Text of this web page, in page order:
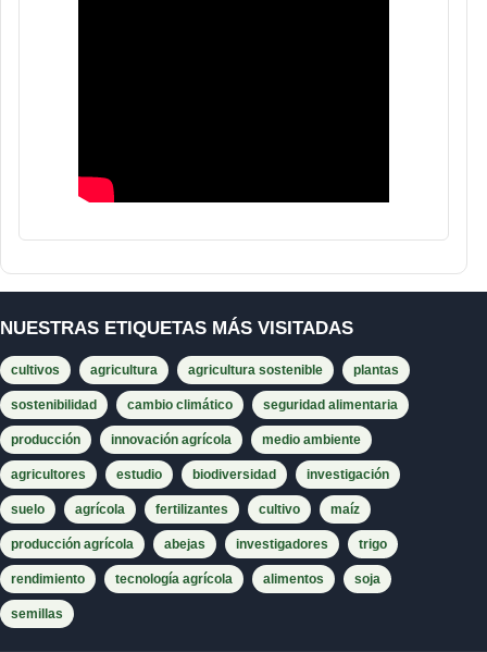
NUESTRAS ETIQUETAS MÁS VISITADAS
cultivos agricultura agricultura sostenible plantas
sostenibilidad cambio climático seguridad alimentaria
producción innovación agrícola medio ambiente
agricultores estudio biodiversidad investigación
suelo agrícola fertilizantes cultivo maíz
producción agrícola abejas investigadores trigo
rendimiento tecnología agrícola alimentos soja
semillas